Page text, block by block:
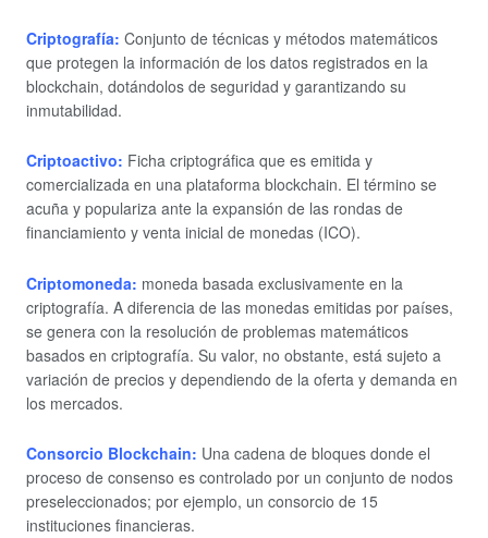
Criptografía: Conjunto de técnicas y métodos matemáticos
que protegen la información de los datos registrados en la
blockchain, dotándolos de seguridad y garantizando su
inmutabilidad.
Criptoactivo: Ficha criptográfica que es emitida y
comercializada en una plataforma blockchain. El término se
acuña y populariza ante la expansión de las rondas de
financiamiento y venta inicial de monedas (ICO).
Criptomoneda: moneda basada exclusivamente en la
criptografía. A diferencia de las monedas emitidas por países,
se genera con la resolución de problemas matemáticos
basados en criptografía. Su valor, no obstante, está sujeto a
variación de precios y dependiendo de la oferta y demanda en
los mercados.
Consorcio Blockchain: Una cadena de bloques donde el
proceso de consenso es controlado por un conjunto de nodos
preseleccionados; por ejemplo, un consorcio de 15
instituciones financieras.